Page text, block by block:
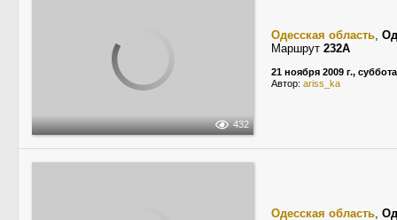
432
Одесская область,
Маршрут 232А
21 ноября 2009 г., суббота
Автор: ariss_ka
Одесская область,